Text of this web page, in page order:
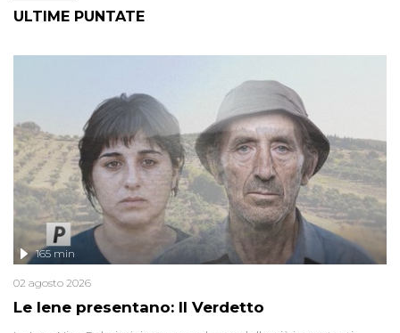
ULTIME PUNTATE
Le Iene presentano: Il Verdetto
165 min
02 agosto 2026